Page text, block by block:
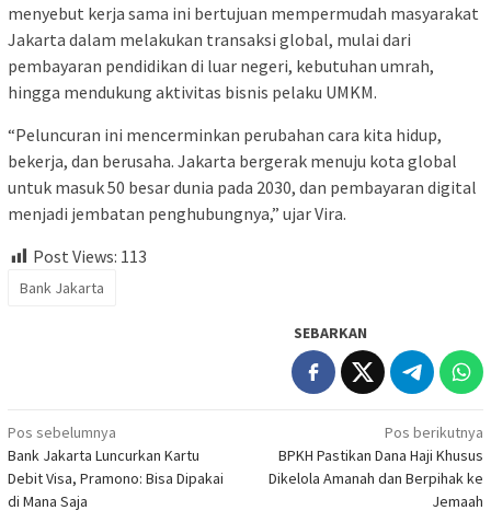
menyebut kerja sama ini bertujuan mempermudah masyarakat
Jakarta dalam melakukan transaksi global, mulai dari
pembayaran pendidikan di luar negeri, kebutuhan umrah,
hingga mendukung aktivitas bisnis pelaku UMKM.
“Peluncuran ini mencerminkan perubahan cara kita hidup,
bekerja, dan berusaha. Jakarta bergerak menuju kota global
untuk masuk 50 besar dunia pada 2030, dan pembayaran digital
menjadi jembatan penghubungnya,” ujar Vira.
Post Views: 113
Bank Jakarta
SEBARKAN
Navigasi
pos
Pos sebelumnya
Bank Jakarta Luncurkan Kartu
Debit Visa, Pramono: Bisa Dipakai
di Mana Saja
Pos berikutnya
BPKH Pastikan Dana Haji Khusus
Dikelola Amanah dan Berpihak ke
Jemaah